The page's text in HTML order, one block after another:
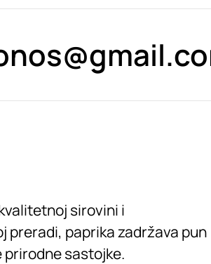
sirovini i
preradi, paprika zadržava pun
prirodne sastojke.